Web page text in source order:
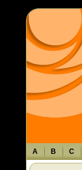
Warning: Use of
content/themes/
A B C